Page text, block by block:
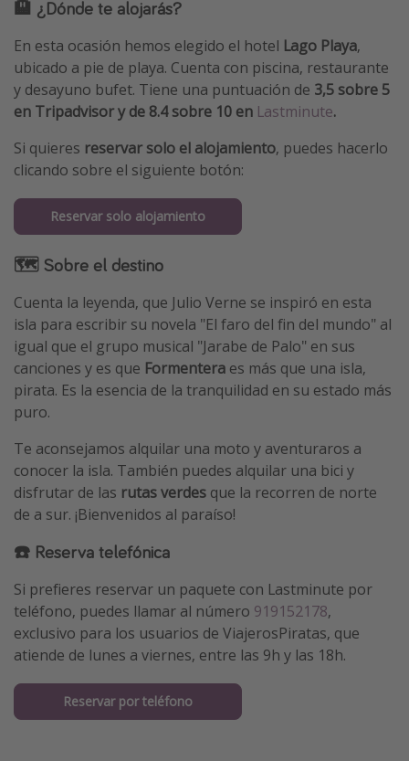
🏨 ¿Dónde te alojarás?
En esta ocasión hemos elegido el hotel Lago Playa,
ubicado a pie de playa. Cuenta con piscina, restaurante
y desayuno bufet. Tiene una puntuación de 3,5 sobre 5
en Tripadvisor y de 8.4 sobre 10 en Lastminute.
Si quieres reservar solo el alojamiento, puedes hacerlo
clicando sobre el siguiente botón:
Reservar solo alojamiento
🗺 Sobre el destino
Cuenta la leyenda, que Julio Verne se inspiró en esta
isla para escribir su novela "El faro del fin del mundo" al
igual que el grupo musical "Jarabe de Palo" en sus
canciones y es que Formentera es más que una isla,
pirata. Es la esencia de la tranquilidad en su estado más
puro.
Te aconsejamos alquilar una moto y aventuraros a
conocer la isla. También puedes alquilar una bici y
disfrutar de las rutas verdes que la recorren de norte
de a sur. ¡Bienvenidos al paraíso!
☎️ Reserva telefónica
Si prefieres reservar un paquete con Lastminute por
teléfono, puedes llamar al número 919152178,
exclusivo para los usuarios de ViajerosPiratas, que
atiende de lunes a viernes, entre las 9h y las 18h.
Reservar por teléfono